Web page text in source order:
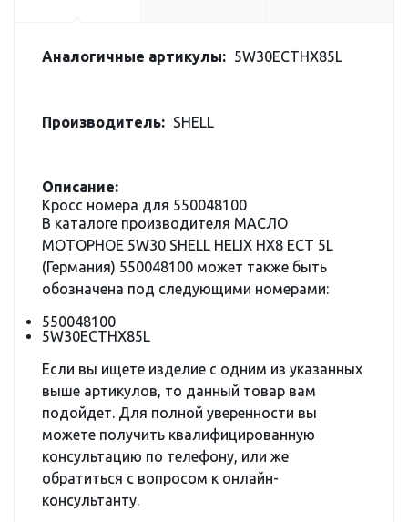
Аналогичные артикулы: 5W30ECTHX85L
Производитель: SHELL
Описание:
Кросс номера для 550048100
В каталоге производителя МАСЛО
МОТОРНОЕ 5W30 SHELL HELIX HX8 ECT 5L
(Германия) 550048100 может также быть
обозначена под следующими номерами:
550048100
5W30ECTHX85L
Если вы ищете изделие с одним из указанных
выше артикулов, то данный товар вам
подойдет. Для полной уверенности вы
можете получить квалифицированную
консультацию по телефону, или же
обратиться с вопросом к онлайн-
консультанту.